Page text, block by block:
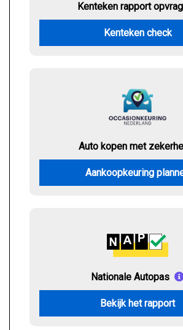
Kenteken rapport
Kenteken check
Auto kopen met
Aankoopkeuring
Nationale Autopas
Bekijk het rapport